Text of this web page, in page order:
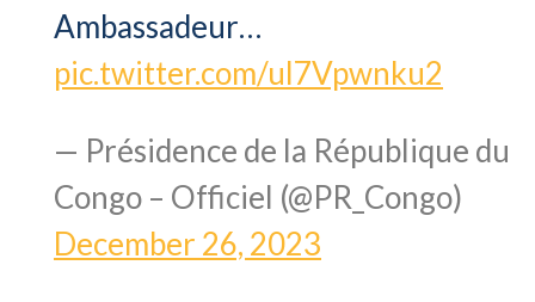
Ambassadeur…
pic.twitter.com/ul7Vpwnku2
— Présidence de la République du
Congo – Officiel (@PR_Congo)
December 26, 2023